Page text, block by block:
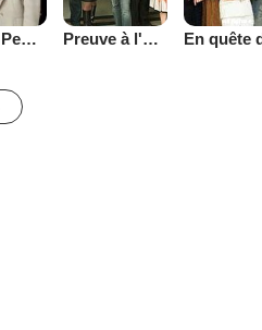
For the People (2002) Preuve à l'appui